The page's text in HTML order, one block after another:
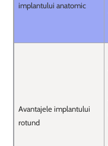
implantului anatomic
Avantajele implantului
rotund